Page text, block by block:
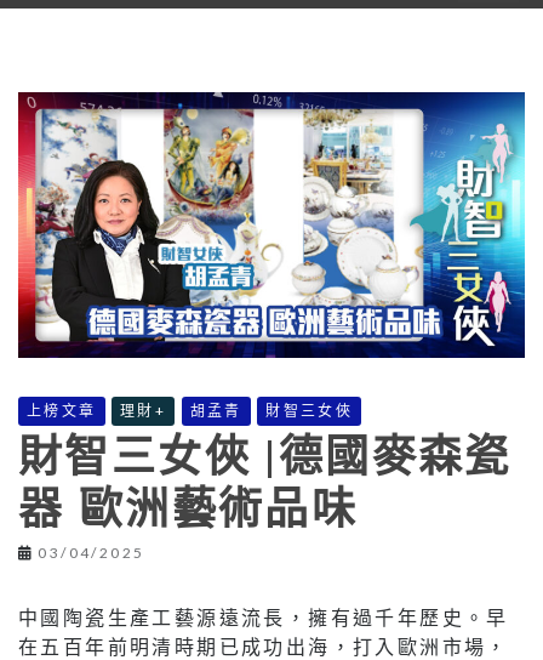
上榜文章 理財+ 胡孟青 財智三女俠
財智三女俠 |德國麥森瓷
器 歐洲藝術品味
03/04/2025
中國陶瓷生產工藝源遠流長，擁有過千年歷史。早
在五百年前明清時期已成功出海，打入歐洲市場，